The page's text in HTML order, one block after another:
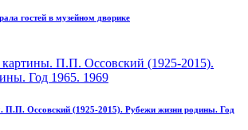
гостей в музейном дворике
П.П. Оссовский (1925-2015). Рубежи жизни родины. Год